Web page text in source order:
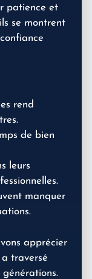
patience et
se montrent
rend
de bien
leurs
manquer
apprécier
traversé
générations.